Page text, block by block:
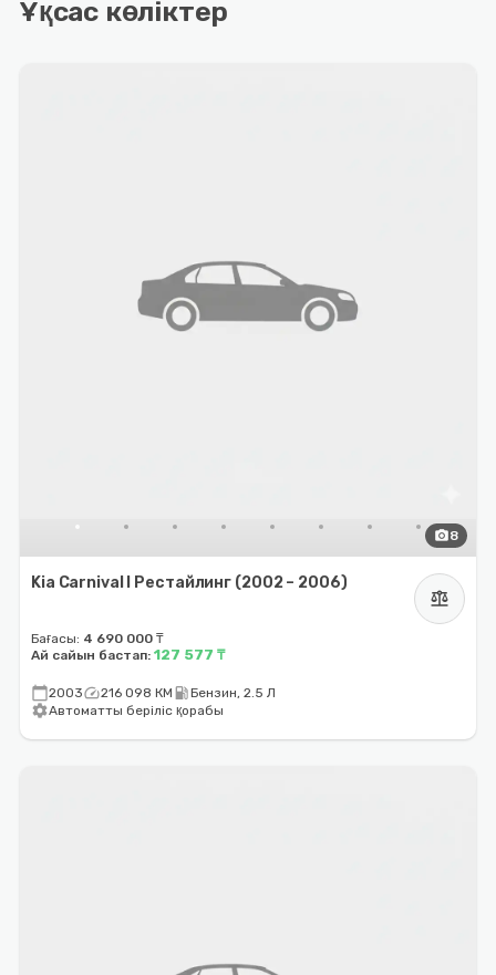
Ұқсас көліктер
photo_camera8
Kia Carnival I Рестайлинг (2002 – 2006)
balance
Бағасы: 4 690 000 ₸
Ай сайын бастап: 127 577 ₸
calendar_today2003speed216 098 КМ local_gas_stationБензин, 2.5 Л
settingsАвтоматты беріліс қорабы